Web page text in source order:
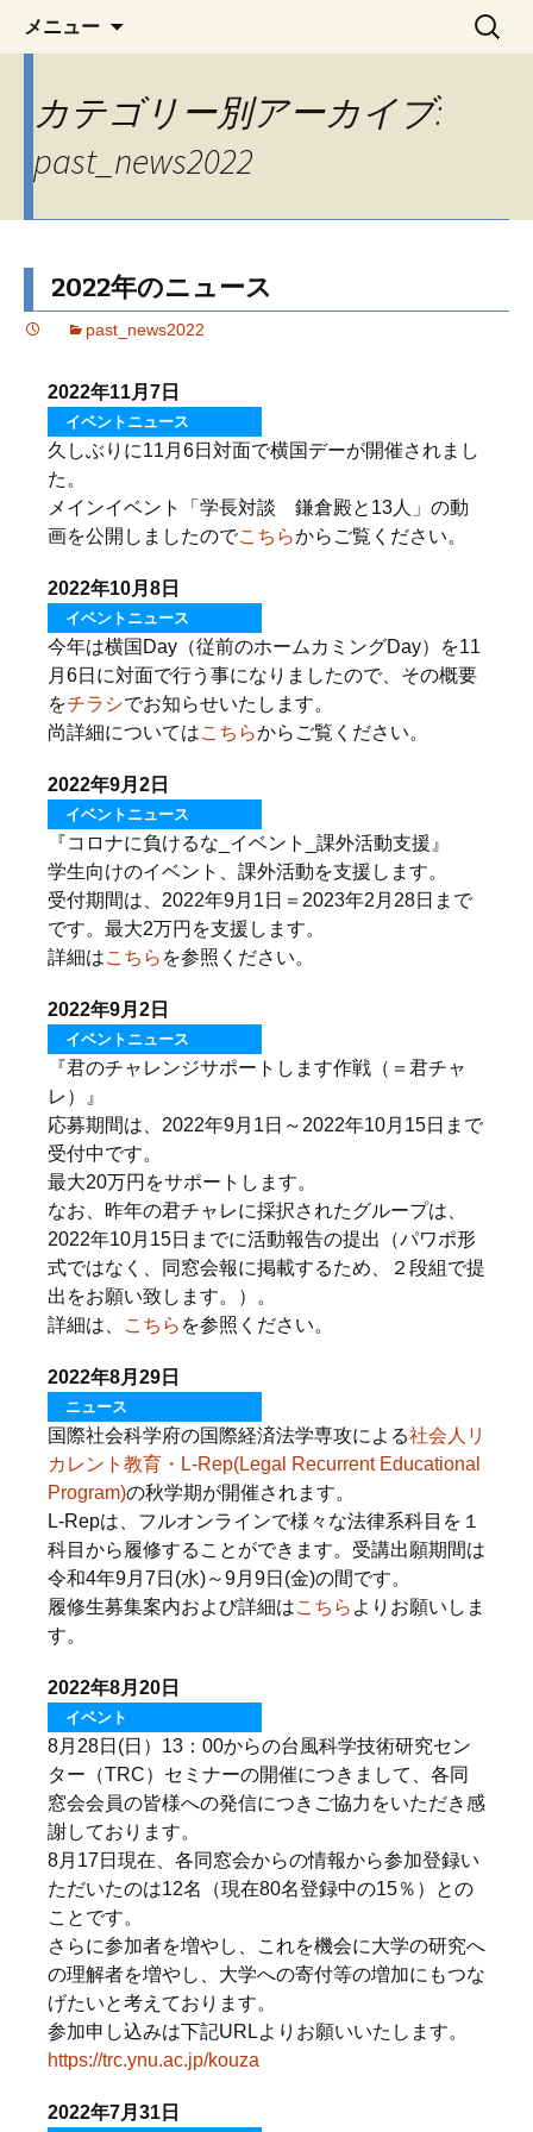
YNU 横浜国立大学機械工学・
材料系学科同窓会『名教就美
会』
YNU 横浜国立大学機械工学・材料系学科
同窓会の情報交流と親睦活動動の情報
をご案内します
メニュー
ン
ツ
へ
検
カテゴリー別アーカイブ:
past_news2022
2022年のニュース
past_news2022
2022年11月7日
イベントニュース
久しぶりに11月6日対面で横国デーが開催されまし
た。
メインイベント「学長対談 鎌倉殿と13人」の動
画を公開しましたのでこちらからご覧ください。
2022年10月8日
イベントニュース
今年は横国Day（従前のホームカミングDay）を11
月6日に対面で行う事になりましたので、その概要
をチラシでお知らせいたします。
尚詳細についてはこちらからご覧ください。
2022年9月2日
イベントニュース
『コロナに負けるな_イベント_課外活動支援』
学生向けのイベント、課外活動を支援します。
受付期間は、2022年9月1日＝2023年2月28日まで
です。最大2万円を支援します。
詳細はこちら を参照ください。
2022年9月2日
イベントニュース
『君のチャレンジサポートします作戦（＝君チャ
レ）』
応募期間は、2022年9月1日～2022年10月15日まで
受付中です。
最大20万円をサポートします。
なお、昨年の君チャレに採択されたグループは、
2022年10月15日までに活動報告の提出（パワポ形
式ではなく、同窓会報に掲載するため、２段組で提
出をお願い致します。）。
詳細は、
こちら を参照ください。
2022年8月29日
ニュース
国際社会科学府の国際経済法学専攻による社会人リ
カレント教育・L-Rep(Legal Recurrent Educational
Program)の秋学期が開催されます。
L-Repは、フルオンラインで様々な法律系科目を１
科目から履修することができます。受講出願期間は
令和4年9月7日(水)～9月9日(金)の間です。
履修生募集案内および詳細はこちら よりお願いしま
す。
2022年8月20日
イベント
8月28日(日）13：00からの台風科学技術研究セン
ター（TRC）セミナーの開催につきまして、各同
窓会会員の皆様への発信につきご協力をいただき感
謝しております。
8月17日現在、各同窓会からの情報から参加登録い
ただいたのは12名（現在80名登録中の15％）との
ことです。
さらに参加者を増やし、これを機会に大学の研究へ
の理解者を増やし、大学への寄付等の増加にもつな
げたいと考えております。
参加申し込みは下記URLよりお願いいたします。
https://trc.ynu.ac.jp/kouza
2022年7月31日